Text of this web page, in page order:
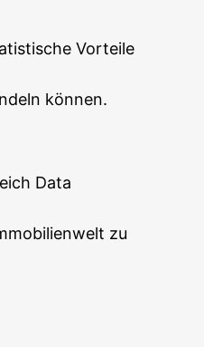
Vor­tei­le
können.
Data
zu